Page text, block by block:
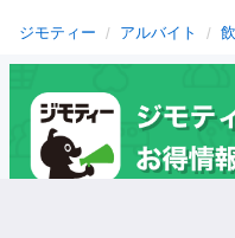
ジモティー アルバイト